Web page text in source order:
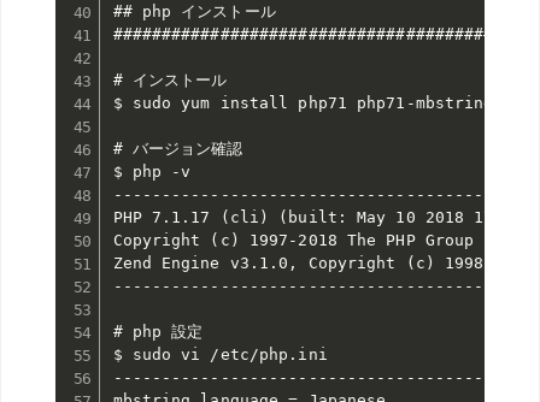
## php インストール
# インストール
$ sudo yum install php71 php71-mbstring
# バージョン確認
$ php -v
PHP 7.1.17 (cli) (built: May 10 2018
Copyright (c) 1997-2018 The PHP Group
Zend Engine v3.1.0, Copyright (c) 1998-2018
# php 設定
$ sudo vi /etc/php.ini